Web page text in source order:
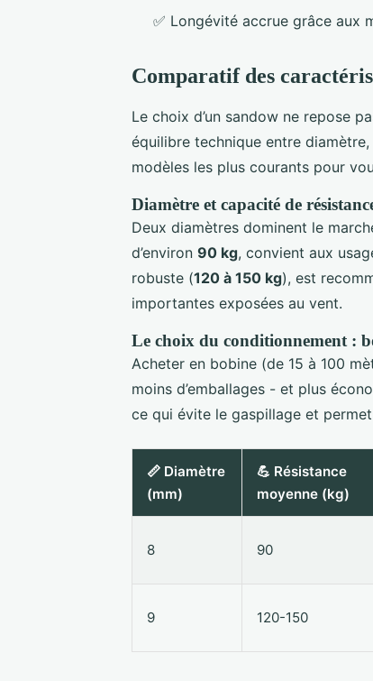
✅ Longévité accrue grâce aux
Comparatif des
Le choix d’un sandow ne repose
équilibre technique entre
modèles les plus courants pour
Diamètre et capacité de
Deux diamètres dominent le
d’environ 90 kg, convient aux
robuste (120 à 150 kg), est
importantes exposées au vent.
Le choix du conditionnement :
Acheter en bobine (de 15 à 100
moins d’emballages - et plus
ce qui évite le gaspillage et
📏 Diamètre
(mm)
💪 Résistance
moyenne (kg)
8 90
9 120-150